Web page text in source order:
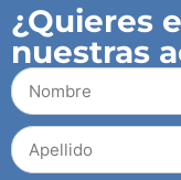
¿Quieres
nuestras